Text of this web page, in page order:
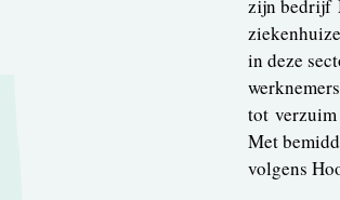
zijn bedrijf
in deze
tot verzuim
Met
volgens